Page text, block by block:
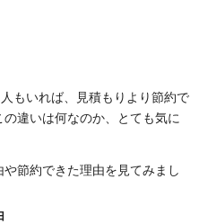
もいれば、見積もりより節約で
違いは何なのか、とても気に
節約できた理由を見てみまし